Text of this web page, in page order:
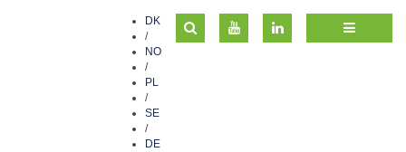
DK
/
NO
/
PL
/
SE
/
DE